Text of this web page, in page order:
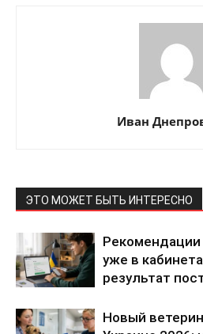
Иван
ЭТО МОЖЕТ БЫТЬ ИНТЕРЕСНО
уже в
результат
Новый